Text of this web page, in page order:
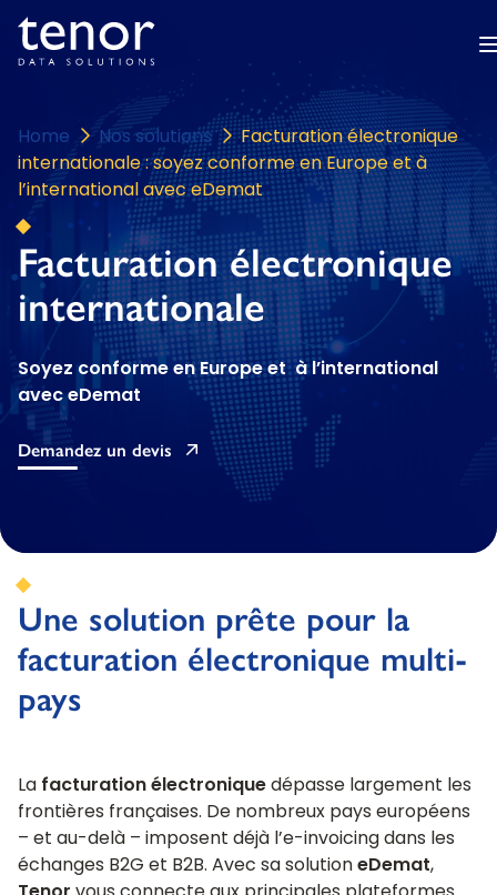
Home Nos solutions
Facturation électronique
internationale : soyez conforme en Europe et à
l’international avec eDemat
Facturation électronique
internationale
Soyez conforme en Europe et à l’international
avec eDemat
Demandez un devis
Une solution prête pour la
facturation électronique multi-
pays
La facturation électronique dépasse largement les
frontières françaises. De nombreux pays européens
– et au-delà – imposent déjà l’e-invoicing dans les
échanges B2G et B2B. Avec sa solution eDemat,